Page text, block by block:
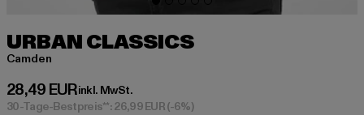
URBAN CLASSICS
Camden
28,49 EUR
Derzeitiger Preis: 28,49 EUR
inkl. MwSt.
30-Tage-Bestpreis**: 26,99 EUR(-6%)